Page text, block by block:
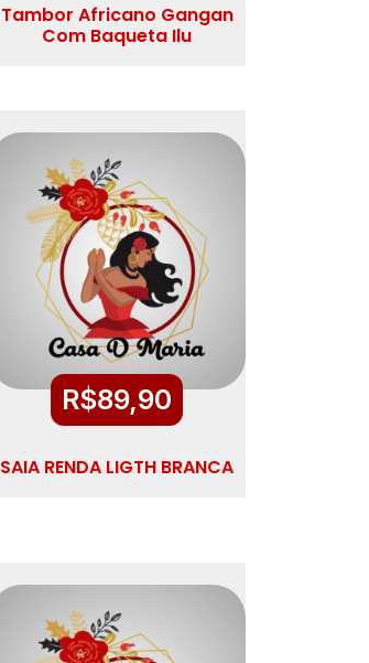
Tambor Africano Gangan
Com Baqueta Ilu
R$89,90
SAIA RENDA LIGTH BRANCA